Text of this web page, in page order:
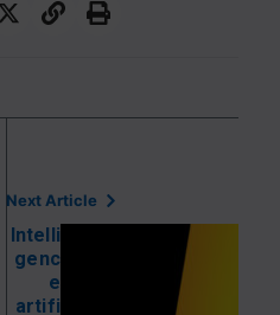
Next Article
Intelli
genc
e
artifi